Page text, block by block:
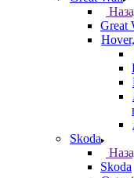
Great
Skoda
Skoda